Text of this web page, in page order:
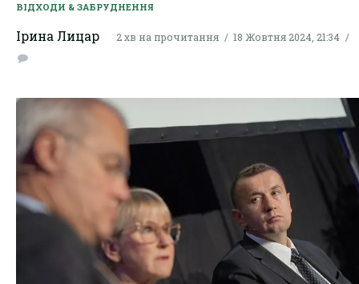
ВІДХОДИ & ЗАБРУДНЕННЯ
Ірина Лицар 2 хв на прочитання 18 Жовтня 2024, 21:34